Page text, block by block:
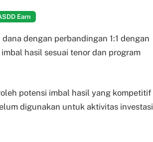
Earn
dengan perbandingan 1:1 dengan
hasil sesuai tenor dan program
potensi imbal hasil yang kompetitif
digunakan untuk aktivitas investasi